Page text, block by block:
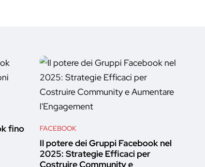
fino
FACEBOOK
Il potere dei Gruppi Facebook nel
2025: Strategie Efficaci per
Costruire Community e